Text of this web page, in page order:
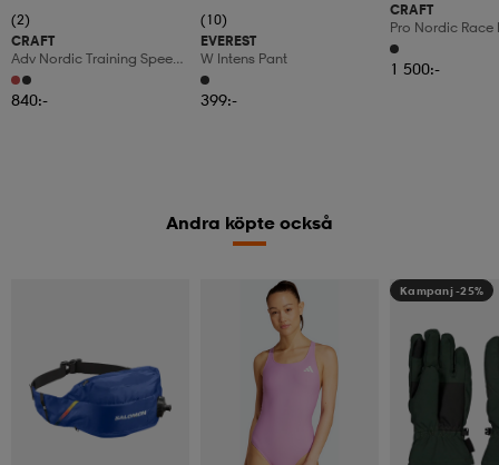
(2)
CRAFT
Adv Nordic Training Speed
Pants W
840:-
(10)
EVEREST
W Intens Pant
399:-
CRAFT
Pro Nordic Race
1 500:-
Andra köpte också
Kampanj -25%